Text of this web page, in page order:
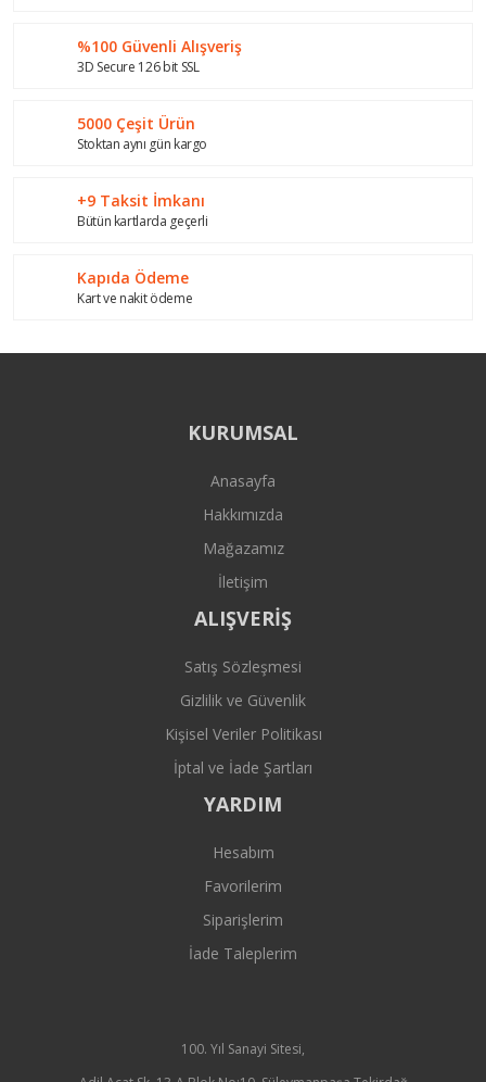
Ürün bilgilerinde hatalar bulunuyor.
Bu ürüne benzer farklı alternatifler olmalı.
%100 Güvenli Alışveriş
3D Secure 126 bit SSL
5000 Çeşit Ürün
Stoktan aynı gün kargo
+9 Taksit İmkanı
Bütün kartlarda geçerli
Kapıda Ödeme
Kart ve nakit ödeme
KURUMSAL
Anasayfa
Hakkımızda
Mağazamız
İletişim
ALIŞVERİŞ
Satış Sözleşmesi
Gizlilik ve Güvenlik
Kişisel Veriler Politikası
İptal ve İade Şartları
YARDIM
Hesabım
Favorilerim
Siparişlerim
İade Taleplerim
100. Yıl Sanayi Sitesi,